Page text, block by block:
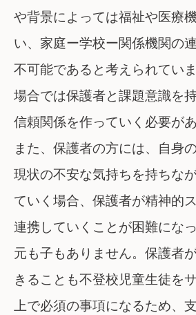
や背景によっては福祉や医療
い、家庭ー学校ー関係機関の
不可能であると考えられてい
場合では保護者と課題意識を
信頼関係を作っていく必要があ
また、保護者の方には、自身
現状の不安な気持ちを持ちな
ていく場合、保護者が精神的
連携していくことが困難にな
元も子もありません。保護者
きることも不登校児童生徒を
上で必須の事項になるため、